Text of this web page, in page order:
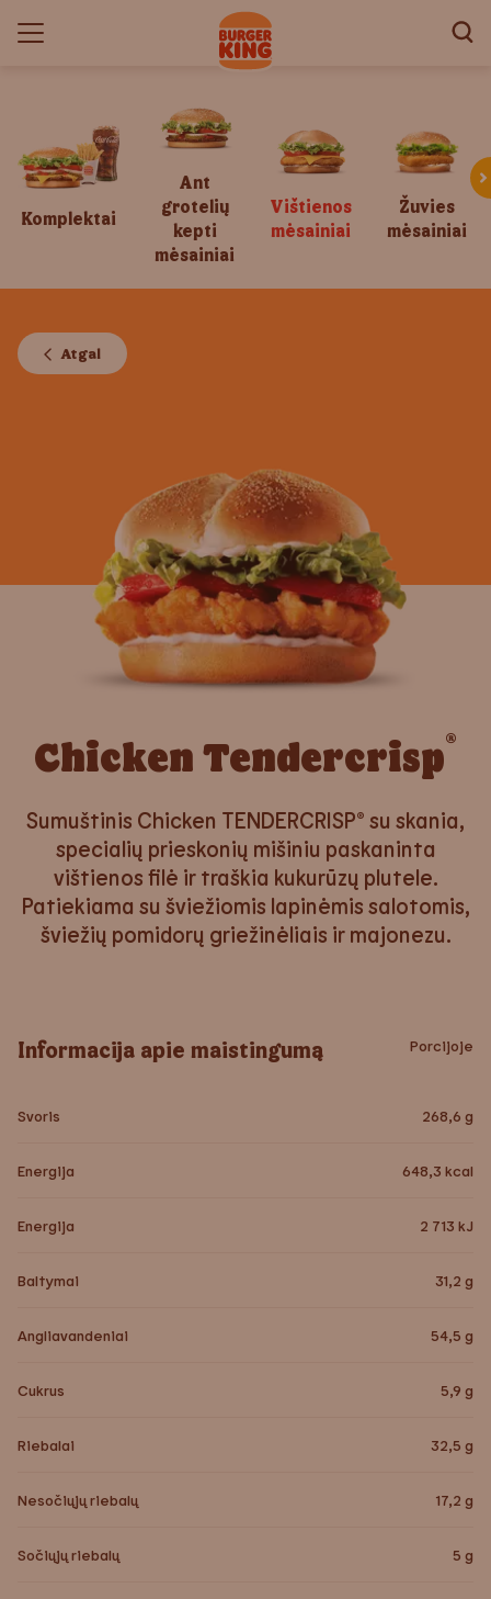
Komplektai
Ant
grotelių
kepti
mėsainiai
Vištienos
mėsainiai
Žuvies
mėsainiai
Atgal
Chicken Tendercrisp®
Sumuštinis Chicken TENDERCRISP® su skania,
specialių prieskonių mišiniu paskaninta
vištienos filė ir traškia kukurūzų plutele.
Patiekiama su šviežiomis lapinėmis salotomis,
šviežių pomidorų griežinėliais ir majonezu.
Informacija apie maistingumą Porcijoje
Svoris 268,6 g
Energija 648,3 kcal
Energija 2 713 kJ
Baltymai 31,2 g
Angliavandeniai 54,5 g
Cukrus 5,9 g
Riebalai 32,5 g
Nesočiųjų riebalų 17,2 g
Sočiųjų riebalų 5 g